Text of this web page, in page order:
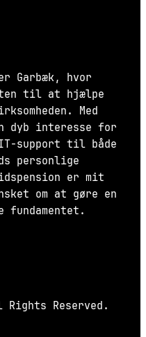
Garbæk, hvor
til at hjælpe
Med
dyb interesse for
support til både
personlige
er mit
om at gøre en
Reserved.